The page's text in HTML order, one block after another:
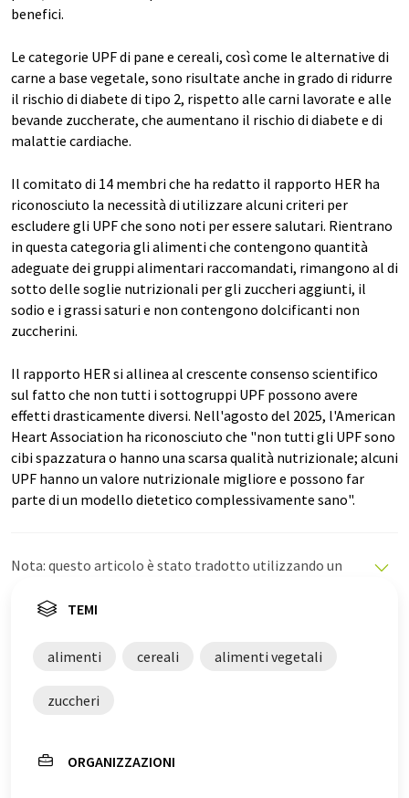
benefici.
Le categorie UPF di pane e cereali, così come le alternative di
carne a base vegetale, sono risultate anche in grado di ridurre
il rischio di diabete di tipo 2, rispetto alle carni lavorate e alle
bevande zuccherate, che aumentano il rischio di diabete e di
malattie cardiache.
Il comitato di 14 membri che ha redatto il rapporto HER ha
riconosciuto la necessità di utilizzare alcuni criteri per
escludere gli UPF che sono noti per essere salutari. Rientrano
in questa categoria gli alimenti che contengono quantità
adeguate dei gruppi alimentari raccomandati, rimangono al di
sotto delle soglie nutrizionali per gli zuccheri aggiunti, il
sodio e i grassi saturi e non contengono dolcificanti non
zuccherini.
Il rapporto HER si allinea al crescente consenso scientifico
sul fatto che non tutti i sottogruppi UPF possono avere
effetti drasticamente diversi. Nell'agosto del 2025, l'American
Heart Association ha riconosciuto che "non tutti gli UPF sono
cibi spazzatura o hanno una scarsa qualità nutrizionale; alcuni
UPF hanno un valore nutrizionale migliore e possono far
parte di un modello dietetico complessivamente sano".
Nota: questo articolo è stato tradotto utilizzando un
offre queste traduzioni automatiche per presentare una
articolo è stato tradotto con traduzione automatica, è
possibile che contenga errori di vocabolario, sintassi o
trovatoqui.
TEMI
alimenti cereali alimenti vegetali
zuccheri
ORGANIZZAZIONI